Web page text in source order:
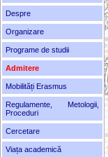
Despre
Organizare
Programe de studii
Admitere
Mobilități Erasmus
Regulamente, Metologii,
Proceduri
Cercetare
Viața academică